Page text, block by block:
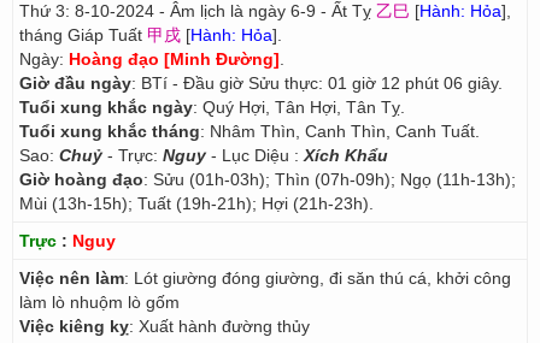
Thứ 3: 8-10-2024 - Âm lịch là ngày 6-9 - Ất Tỵ 乙巳 [Hành: Hỏa],
tháng Giáp Tuất 甲戌 [Hành: Hỏa].
Ngày: Hoàng đạo [Minh Đường]
Giờ đầu ngày: BTí - Đầu giờ Sửu thực: 01 giờ 12 phút 06 giây.
Tuổi xung khắc ngày: Quý Hợi, Tân Hợi, Tân Tỵ.
Tuổi xung khắc tháng: Nhâm Thìn, Canh Thìn, Canh Tuất.
Sao: Chuỷ - Trực: Nguy - Lục Diệu : Xích Khẩu
Giờ hoàng đạo: Sửu (01h-03h); Thìn (07h-09h); Ngọ (11h-13h);
Mùi (13h-15h); Tuất (19h-21h); Hợi (21h-23h).
Trực : Nguy
Việc nên làm: Lót giường đóng giường, đi săn thú cá, khởi công
làm lò nhuộm lò gốm
Việc kiêng kỵ: Xuất hành đường thủy